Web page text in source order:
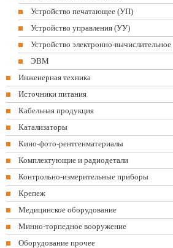
Устройство печатающее (УП)
Устройство управления (УУ)
Устройство электронно-вычислительное
ЭВМ
Инженерная техника
Источники питания
Кабельная продукция
Катализаторы
Кино-фото-рентгенматериалы
Комплектующие и радиодетали
Контрольно-измерительные приборы
Крепеж
Медицинское оборудование
Минно-торпедное вооружение
Оборудование прочее